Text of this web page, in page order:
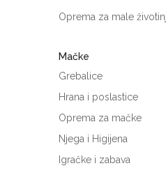
Oprema za male
Mačke
Grebalice
Hrana i poslastice
Oprema za mačke
Njega i Higijena
Igračke i zabava